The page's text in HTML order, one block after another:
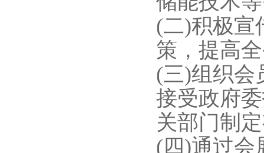
(二)积极宣
策，提高
(三)组织会
接受政府
关部门制
(四)通过会